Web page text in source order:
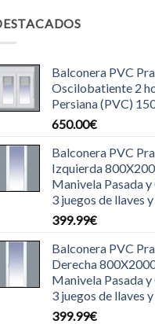
Balconera PVC
Oscilobatiente 2
Persiana (PVC)
650.00€
Balconera PVC
Izquierda
Manivela Pasada
3 juegos de llaves
399.99€
Balconera PVC
Derecha
Manivela Pasada
3 juegos de llaves
399.99€